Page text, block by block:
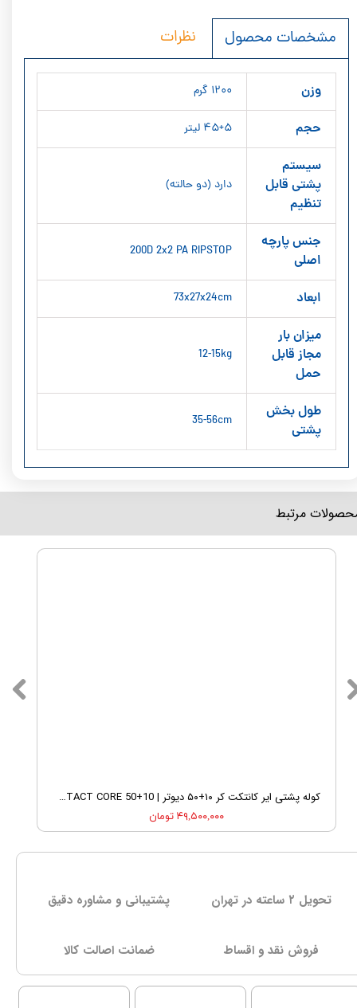
مشخصات محصول نظرات
وزن ۱۲۰۰ گرم
حجم ۴۵+۵ لیتر
سیستم
پشتی قابل
تنظیم
دارد (دو حالته)
جنس پارچه
اصلی
200D 2x2 PA RIPSTOP
ابعاد 73x27x24cm
میزان بار
مجاز قابل
حمل
12-15kg
طول بخش
پشتی
35-56cm
مرتبط
کوله پشتی ایر کانتکت کر ۱۰+۵۰ دیوتر | DEUTER AIRCONTACT CORE 50+10
۴۹,۵۰۰,۰۰۰ تومان
تحویل ۲ ساعته در تهران پشتیبانی و مشاوره دقیق
فروش نقد و اقساط ﺿﻤﺎﻧﺖ اصالت کالا